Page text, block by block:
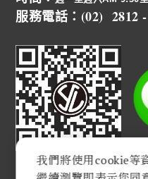
服務電話：(02) 2812
我們將使用cookie等